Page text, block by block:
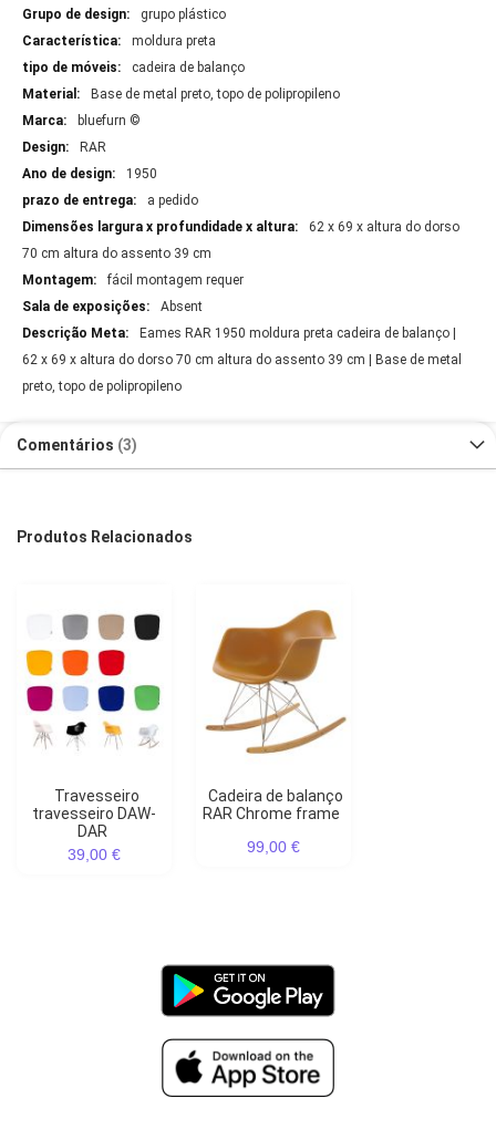
grupo plástico
moldura preta
cadeira de balanço
Base de metal preto, topo de polipropileno
bluefurn ©
RAR
1950
a pedido
62 x 69 x altura do dorso
70 cm altura do assento 39 cm
fácil montagem requer
Absent
Eames RAR 1950 moldura preta cadeira de balanço |
62 x 69 x altura do dorso 70 cm altura do assento 39 cm | Base de metal
preto, topo de polipropileno
Comentários 3
Produtos Relacionados
Travesseiro
travesseiro DAW-
DAR
39,00 €
Cadeira de balanço
RAR Chrome frame
99,00 €